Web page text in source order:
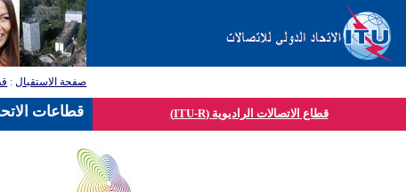
صفحة الاستقبال:
قطاع الاتصالات الراديوية (ITU-R) قطاعات